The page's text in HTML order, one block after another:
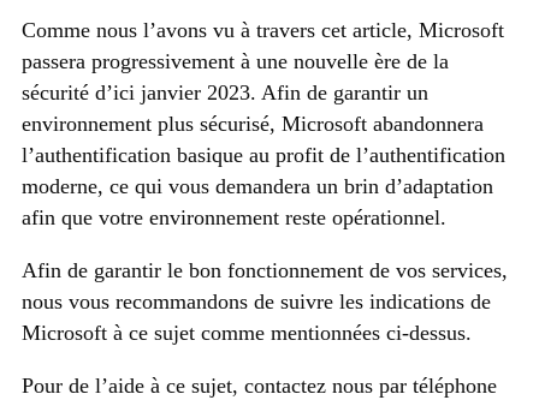
Comme nous l’avons vu à travers cet article, Microsoft
passera progressivement à une nouvelle ère de la
sécurité d’ici janvier 2023. Afin de garantir un
environnement plus sécurisé, Microsoft abandonnera
l’authentification basique au profit de l’authentification
moderne, ce qui vous demandera un brin d’adaptation
afin que votre environnement reste opérationnel.
Afin de garantir le bon fonctionnement de vos services,
nous vous recommandons de suivre les indications de
Microsoft à ce sujet comme mentionnées ci-dessus.
Pour de l’aide à ce sujet, contactez nous par téléphone